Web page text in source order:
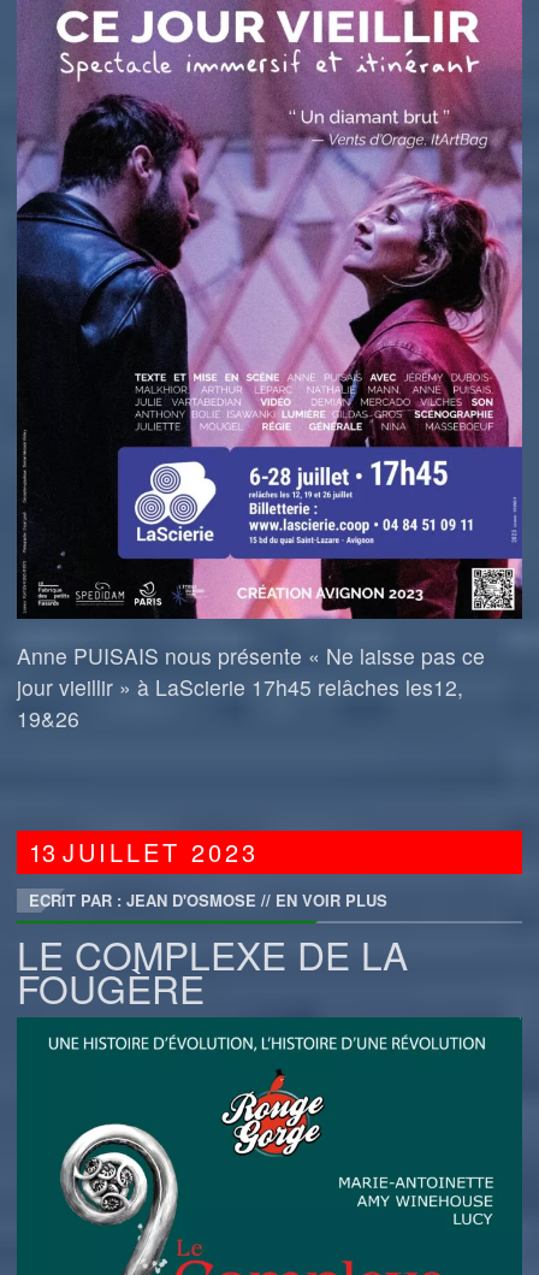
Anne PUISAIS nous présente « Ne laisse pas ce
jour vieillir » à LaScierie 17h45 relâches les12,
19&26
13JUILLET2023
ECRIT PAR : JEAN D'OSMOSE // EN VOIR PLUS
LE COMPLEXE DE LA
FOUGÈRE